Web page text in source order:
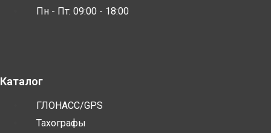
Пн - Пт: 09:00 - 18:00
Каталог
ГЛОНАСС/GPS
Тахографы